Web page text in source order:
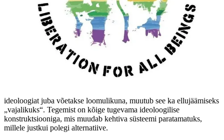
ideoloogiat juba võetakse loomulikuna, muutub see ka ellujäämiseks
„vajalikuks“. Tegemist on kõige tugevama ideoloogilise
konstruktsiooniga, mis muudab kehtiva süsteemi paratamatuks,
millele justkui polegi alternatiive.